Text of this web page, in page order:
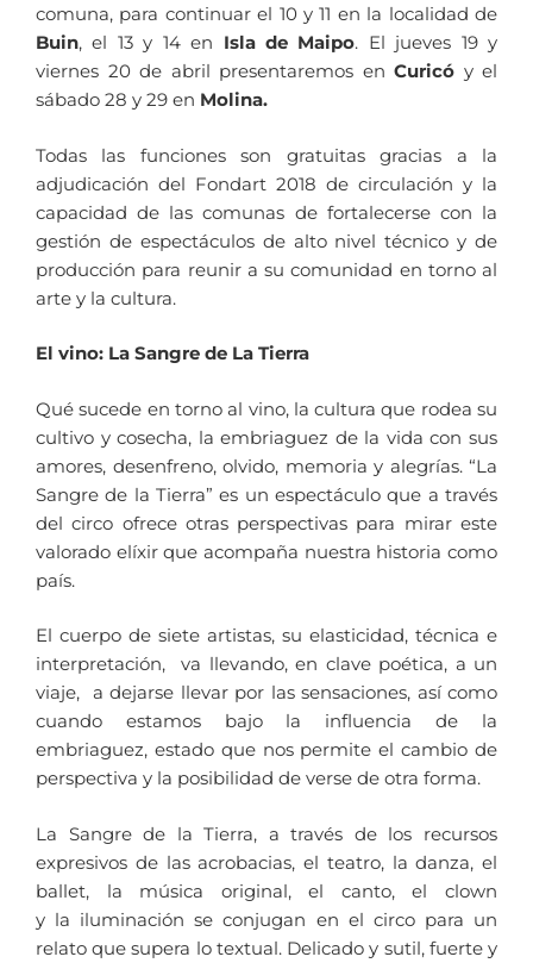
comuna, para continuar el 10 y 11 en la localidad de
Buin, el 13 y 14 en Isla de Maipo. El jueves 19 y
viernes 20 de abril presentaremos en Curicó y el
sábado 28 y 29 en Molina.
Todas las funciones son gratuitas gracias a la
adjudicación del Fondart 2018 de circulación y la
capacidad de las comunas de fortalecerse con la
gestión de espectáculos de alto nivel técnico y de
producción para reunir a su comunidad en torno al
arte y la cultura.
El vino: La Sangre de La Tierra
Qué sucede en torno al vino, la cultura que rodea su
cultivo y cosecha, la embriaguez de la vida con sus
amores, desenfreno, olvido, memoria y alegrías. “La
Sangre de la Tierra” es un espectáculo que a través
del circo ofrece otras perspectivas para mirar este
valorado elíxir que acompaña nuestra historia como
país.
El cuerpo de siete artistas, su elasticidad, técnica e
interpretación, va llevando, en clave poética, a un
viaje, a dejarse llevar por las sensaciones, así como
cuando estamos bajo la influencia de la
embriaguez, estado que nos permite el cambio de
perspectiva y la posibilidad de verse de otra forma.
La Sangre de la Tierra, a través de los recursos
expresivos de las acrobacias, el teatro, la danza, el
ballet, la música original, el canto, el clown
y la iluminación se conjugan en el circo para un
relato que supera lo textual. Delicado y sutil, fuerte y